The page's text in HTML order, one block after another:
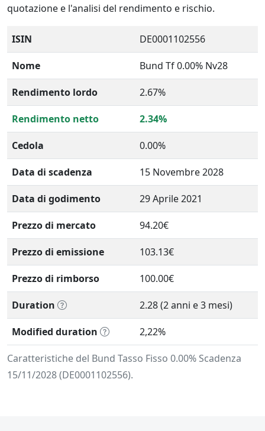
quotazione e l'analisi del rendimento e rischio.
Caratteristiche del Bund Tasso Fisso 0.00% Scadenza
15/11/2028 (DE0001102556).
ISIN DE0001102556
Nome Bund Tf 0.00% Nv28
Rendimento lordo 2.67%
Rendimento netto 2.34%
Cedola 0.00%
Data di scadenza 15 Novembre 2028
Data di godimento 29 Aprile 2021
Prezzo di mercato 94.20€
Prezzo di emissione 103.13€
Prezzo di rimborso 100.00€
Duration 2.28 (2 anni e 3 mesi)
Modified duration 2,22%